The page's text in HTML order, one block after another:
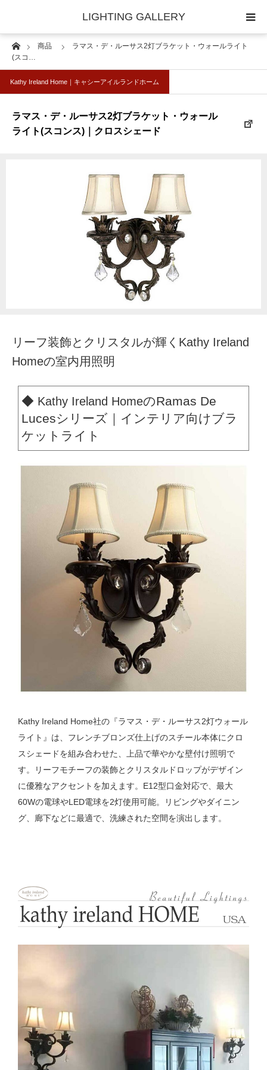
LIGHTING GALLERY
Home商品
ラマス・デ・ルーサス2灯ブラケット・ウォールライト
(スコ…
Kathy Ireland Home｜キャシーアイルランドホーム
ラマス・デ・ルーサス2灯ブラケット・ウォール
ライト(スコンス)｜クロスシェード
リーフ装飾とクリスタルが輝くKathy Ireland
Homeの室内用照明
◆ Kathy Ireland HomeのRamas De
Lucesシリーズ｜インテリア向けブラ
ケットライト
Kathy Ireland Home社の『ラマス・デ・ルーサス2灯ウォール
ライト』は、フレンチブロンズ仕上げのスチール本体にクロ
スシェードを組み合わせた、上品で華やかな壁付け照明で
す。リーフモチーフの装飾とクリスタルドロップがデザイン
に優雅なアクセントを加えます。E12型口金対応で、最大
60Wの電球やLED電球を2灯使用可能。リビングやダイニン
グ、廊下などに最適で、洗練された空間を演出します。
◆照明器具｜セレクター
◆照明器具｜技術情報